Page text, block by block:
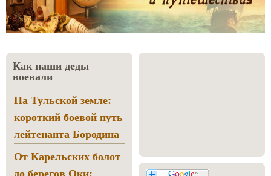
Как наши деды
воевали
На Тульской земле:
короткий боевой путь
лейтенанта Бородина
От Карельских болот